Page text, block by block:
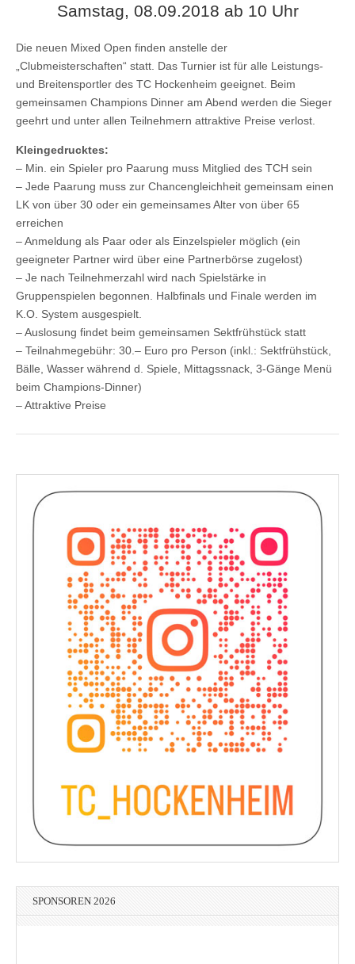
Samstag, 08.09.2018 ab 10 Uhr
Die neuen Mixed Open finden anstelle der
„Clubmeisterschaften“ statt. Das Turnier ist für alle Leistungs-
und Breitensportler des TC Hockenheim geeignet. Beim
gemeinsamen Champions Dinner am Abend werden die Sieger
geehrt und unter allen Teilnehmern attraktive Preise verlost.
Kleingedrucktes:
– Min. ein Spieler pro Paarung muss Mitglied des TCH sein
– Jede Paarung muss zur Chancengleichheit gemeinsam einen
LK von über 30 oder ein gemeinsames Alter von über 65
erreichen
– Anmeldung als Paar oder als Einzelspieler möglich (ein
geeigneter Partner wird über eine Partnerbörse zugelost)
– Je nach Teilnehmerzahl wird nach Spielstärke in
Gruppenspielen begonnen. Halbfinals und Finale werden im
K.O. System ausgespielt.
– Auslosung findet beim gemeinsamen Sektfrühstück statt
– Teilnahmegebühr: 30.– Euro pro Person (inkl.: Sektfrühstück,
Bälle, Wasser während d. Spiele, Mittagssnack, 3-Gänge Menü
beim Champions-Dinner)
– Attraktive Preise
SPONSOREN 2026